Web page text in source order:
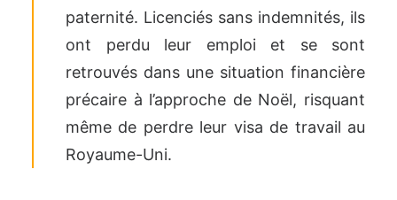
paternité. Licenciés sans indemnités, ils
ont perdu leur emploi et se sont
retrouvés dans une situation financière
précaire à l’approche de Noël, risquant
même de perdre leur visa de travail au
Royaume-Uni.